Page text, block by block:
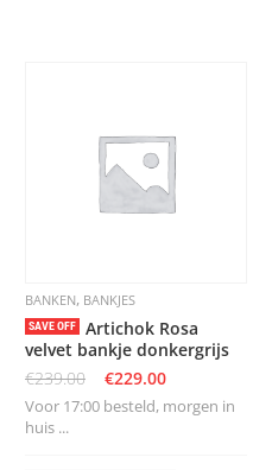
BANKEN, BANKJES
SAVE OFF
Artichok Rosa
velvet bankje donkergrijs
€239.00 €229.00
Voor 17:00 besteld, morgen in
huis ...